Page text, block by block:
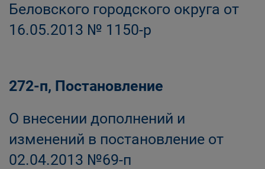
Беловского городского округа от
16.05.2013 № 1150-р
272-п, Постановление
О внесении дополнений и
изменений в постановление от
02.04.2013 №69-п